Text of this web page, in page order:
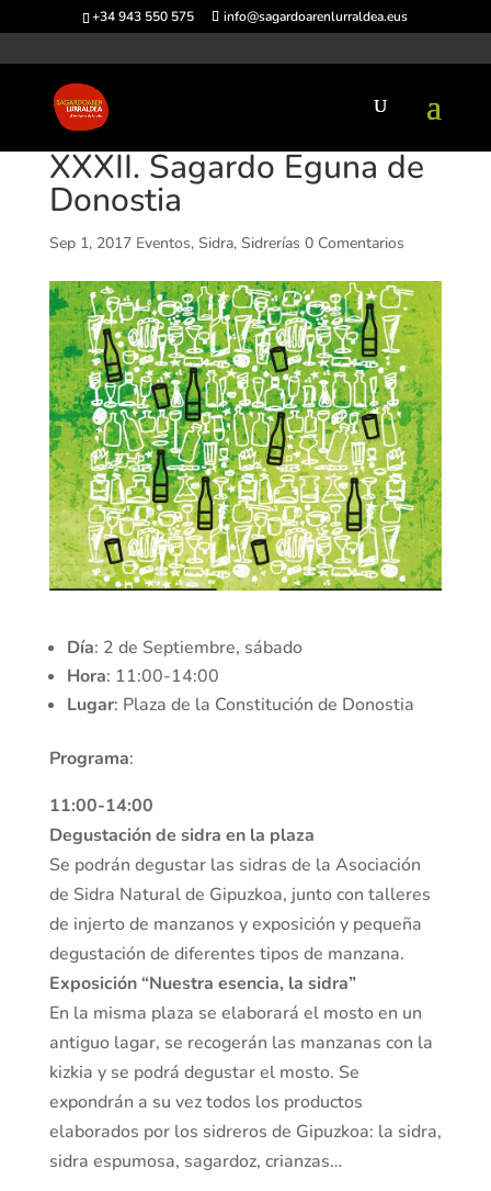
+34 943 550 575 info@sagardoarenlurraldea.eus
XXXII. Sagardo Eguna de
Donostia
Sep 1, 2017 Eventos, Sidra, Sidrerías 0 Comentarios
Día: 2 de Septiembre, sábado
Hora: 11:00-14:00
Lugar: Plaza de la Constitución de Donostia
Programa:
11:00-14:00
Degustación de sidra en la plaza
Se podrán degustar las sidras de la Asociación
de Sidra Natural de Gipuzkoa, junto con talleres
de injerto de manzanos y exposición y pequeña
degustación de diferentes tipos de manzana.
Exposición “Nuestra esencia, la sidra”
En la misma plaza se elaborará el mosto en un
antiguo lagar, se recogerán las manzanas con la
kizkia y se podrá degustar el mosto. Se
expondrán a su vez todos los productos
elaborados por los sidreros de Gipuzkoa: la sidra,
sidra espumosa, sagardoz, crianzas…